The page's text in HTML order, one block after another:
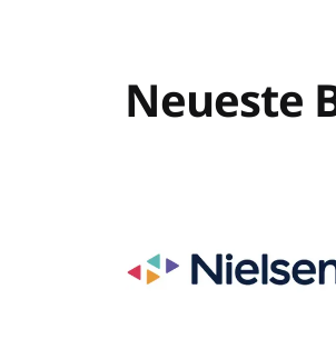
Neueste